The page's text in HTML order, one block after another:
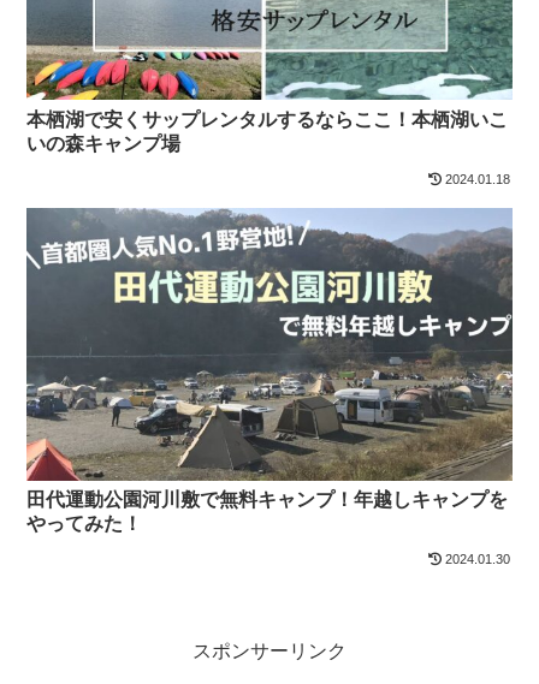
本栖湖で安くサップレンタルするならここ！本栖湖いこ
いの森キャンプ場
2024.01.18
田代運動公園河川敷で無料キャンプ！年越しキャンプを
やってみた！
2024.01.30
スポンサーリンク